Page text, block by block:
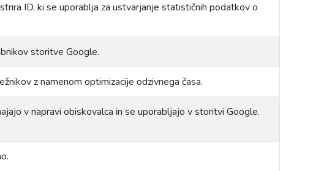
ID, ki se uporablja za ustvarjanje statističnih podatkov o
storitve Google.
z namenom optimizacije odzivnega časa.
v napravi obiskovalca in se uporabljajo v storitvi Google.